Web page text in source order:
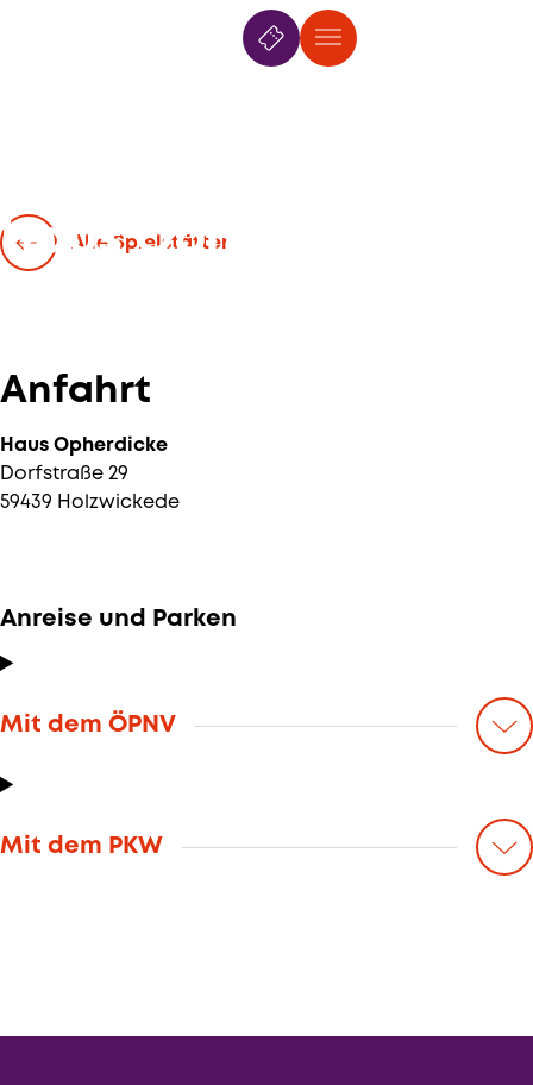
21. Juli 2026
Haus Opherdicke
Alle Spielstätten
Anfahrt
Haus Opherdicke
Dorfstraße 29
59439 Holzwickede
Anreise und Parken
Mit dem ÖPNV
Mit dem PKW